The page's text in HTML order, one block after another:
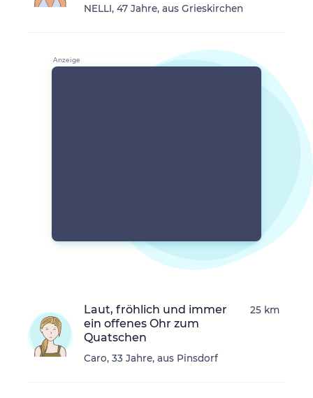
NELLI, 47 Jahre, aus Grieskirchen
Laut, fröhlich und immer
ein offenes Ohr zum
Quatschen
Caro, 33 Jahre, aus Pinsdorf
25 km